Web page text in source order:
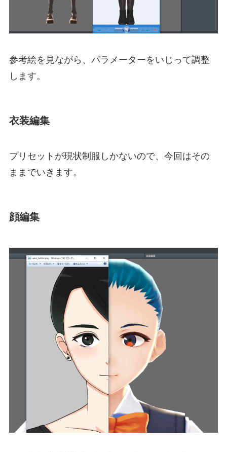
参考絵を見ながら、パラメーターをいじって調整
します。
衣装編集
プリセットが現状制服しかないので、今回はその
ままでいきます。
顔編集